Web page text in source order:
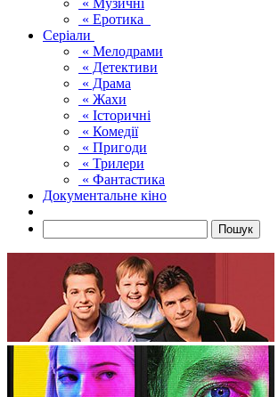
« Музичні
« Еротика
Серіали
« Мелодрами
« Детективи
« Драма
« Жахи
« Історичні
« Комедії
« Пригоди
« Трилери
« Фантастика
Документальне кіно
Пошук